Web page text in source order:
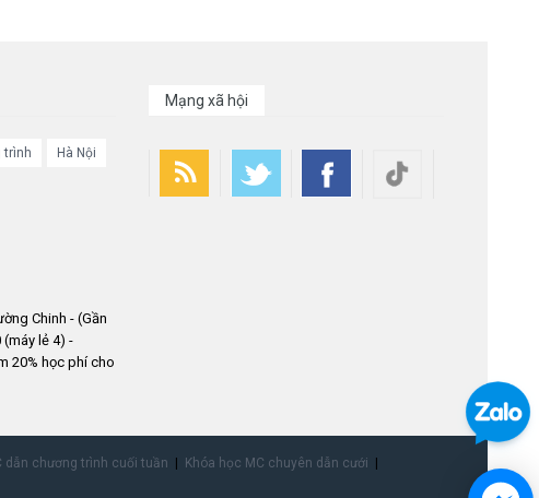
trình Hà Nội
Mạng xã hội
Chinh - (Gần
(máy lẻ 4) -
20% học phí cho
dẫn chương trình cuối tuần
Khóa học MC chuyên dẫn cưới